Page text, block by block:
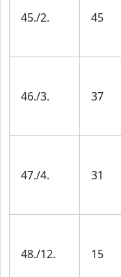
45./2. 45
46./3. 37
47./4. 31
48./12. 15